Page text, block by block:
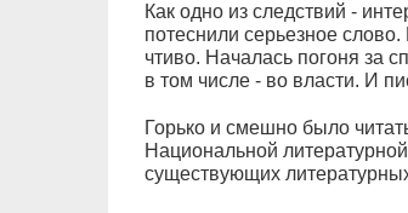
Как одно из следствий -
потеснили серьезное
чтиво. Началась погоня за
в том числе - во власти. И
Горько и смешно было
Национальной
существующих